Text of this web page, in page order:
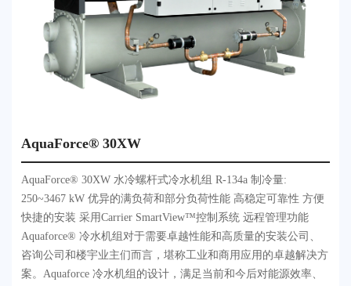
AquaForce® 30XW
AquaForce® 30XW 水冷螺杆式冷水机组 R-134a 制冷量:
250~3467 kW 优异的满负荷和部分负荷性能 高稳定可靠性 方便
快捷的安装 采用Carrier SmartView™控制系统 远程管理功能
Aquaforce® 冷水机组对于需要卓越性能和高质量的安装公司、
咨询公司和楼宇业主们而言，堪称工业和商用应用的卓越解决方
案。Aquaforce 冷水机组的设计，满足当前和今后对能源效率、